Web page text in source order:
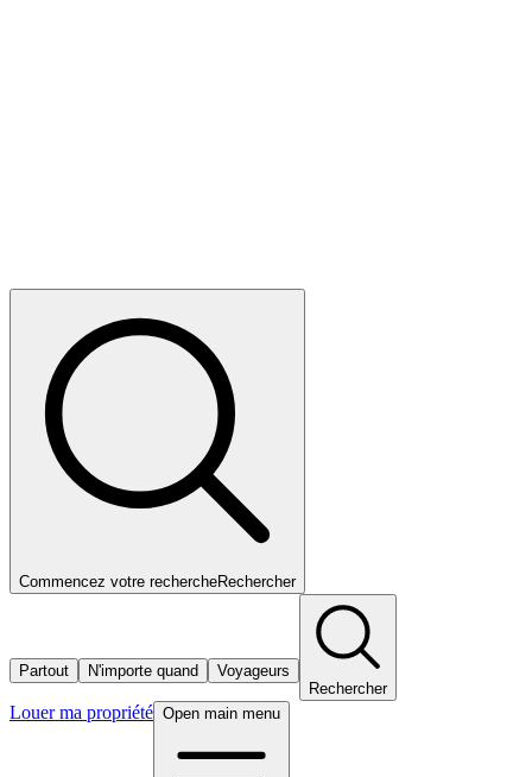
Commencez votre rechercheRechercher
Partout N'importe quand
Voyageurs
Rechercher
Louer ma propriété Open main menu